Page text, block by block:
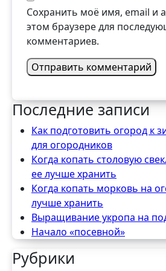
Сохранить моё имя, email и
этом браузере для
комментариев.
Последние записи
Как подготовить огород к
для огородников
Когда копать столовую
ее лучше хранить
Когда копать морковь на
лучше хранить
Выращивание укропа на
Начало «посевной»
Рубрики